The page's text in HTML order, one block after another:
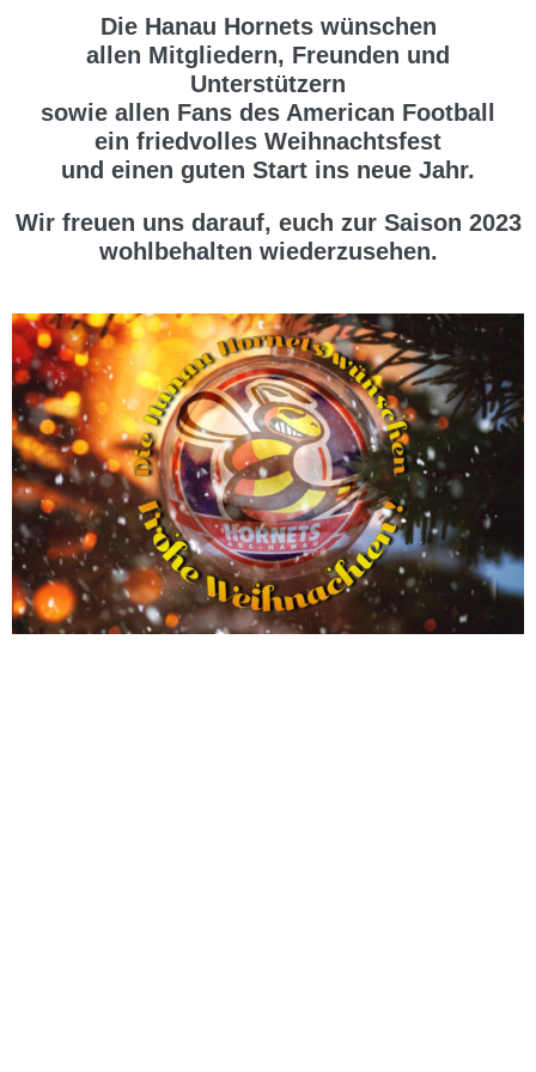
Die Hanau Hornets wünschen
allen Mitgliedern, Freunden und
Unterstützern
sowie allen Fans des American Football
ein friedvolles Weihnachtsfest
und einen guten Start ins neue Jahr.
Wir freuen uns darauf, euch zur Saison 2023
wohlbehalten wiederzusehen.